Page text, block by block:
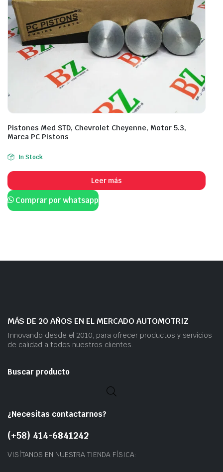
Pistones Med STD, Chevrolet Cheyenne, Motor 5.3,
Marca PC Pistons
In Stock
Leer más
Comprar por whatsapp
MÁS DE 20 AÑOS EN EL MERCADO AUTOMOTRIZ
Innovando desde el 2010, para ofrecer productos y servicios
de calidad a todos nuestros clientes.
Buscar producto
¿Necesitas contactarnos?
(+58) 414-6841242
VISÍTANOS EN NUESTRA TIENDA FÍSICA: